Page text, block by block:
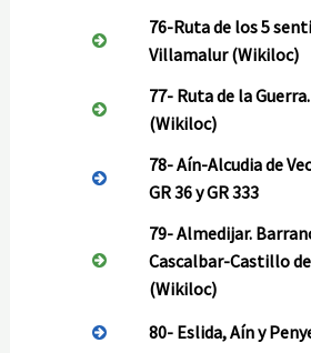
76-Ruta de los 5
Villamalur(Wikiloc)
77- Ruta de la
(Wikiloc)
78-Aín-Alcudia de
GR 36 y GR 333
79-Almedijar.
Cascalbar-Castillo
(Wikiloc)
80- Eslida, Aín y